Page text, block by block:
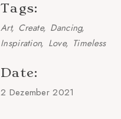
Tags:
Art Create Dancing
Inspiration Love Timeless
Date:
2 Dezember 2021